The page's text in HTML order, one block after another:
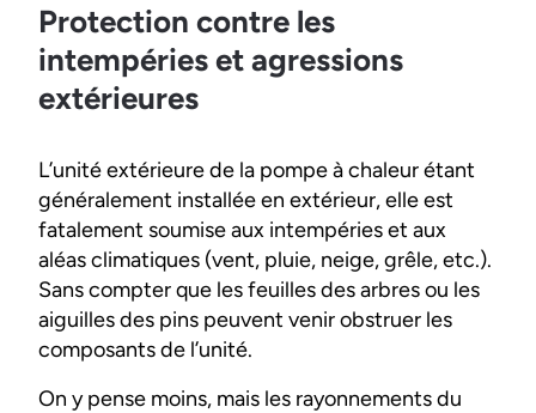
Protection contre les
intempéries et agressions
extérieures
L’unité extérieure de la pompe à chaleur étant
généralement installée en extérieur, elle est
fatalement soumise aux intempéries et aux
aléas climatiques (vent, pluie, neige, grêle, etc.).
Sans compter que les feuilles des arbres ou les
aiguilles des pins peuvent venir obstruer les
composants de l’unité.
On y pense moins, mais les rayonnements du